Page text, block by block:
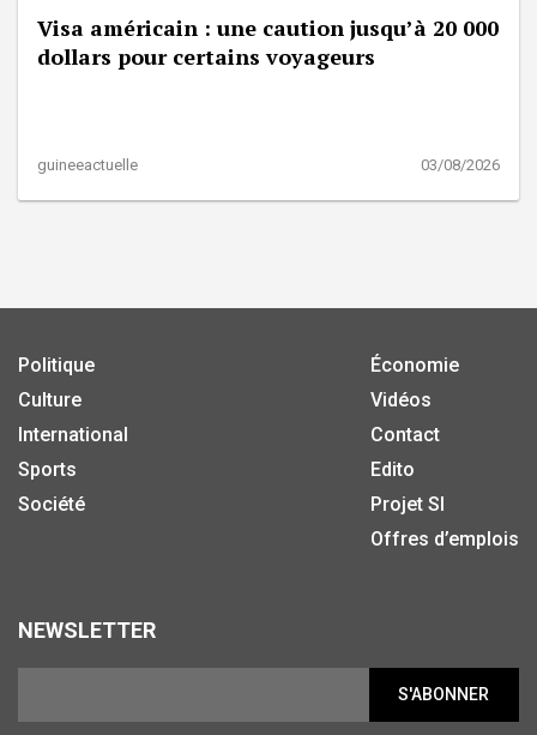
Visa américain : une caution jusqu’à 20 000
dollars pour certains voyageurs
guineeactuelle 03/08/2026
Politique
Culture
International
Sports
Société
Économie
Vidéos
Contact
Edito
Projet SI
Offres d’emplois
NEWSLETTER
S'ABONNER